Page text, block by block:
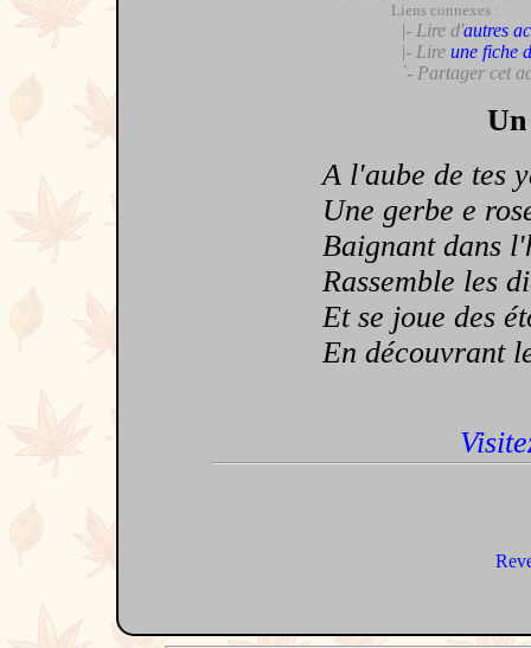
Liens connexes :
|- Lire d'autres
|- Lire une fiche
`- Partager cet
A l'aube de tes
Une gerbe e
Baignant dans
Rassemble les
Et se joue des
En découvrant